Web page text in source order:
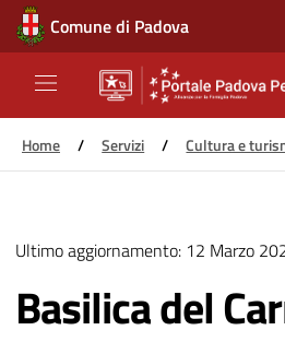
contenuto
principale
Comune di Padova
Home / Servizi / Cultura e
Ultimo aggiornamento: 12 Marzo
Basilica del